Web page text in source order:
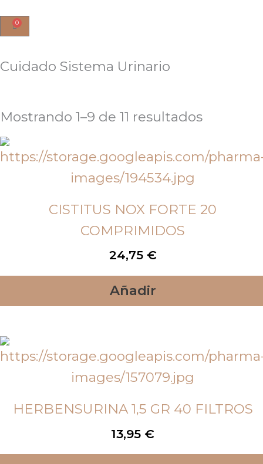
0
Cart
Cuidado Sistema Urinario
Mostrando 1–9 de 11 resultados
CISTITUS NOX FORTE 20
COMPRIMIDOS
24,75 €
Añadir
HERBENSURINA 1,5 GR 40 FILTROS
13,95 €